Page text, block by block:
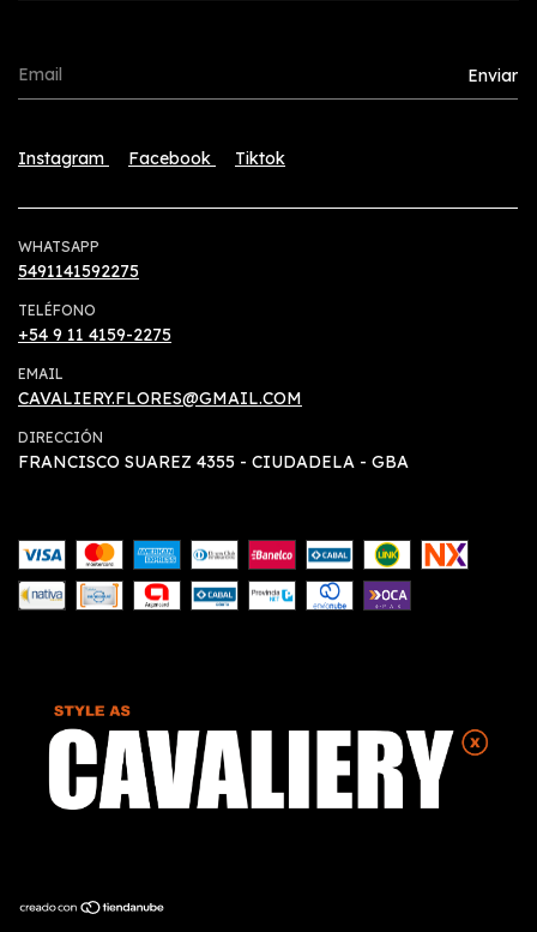
Instagram Facebook Tiktok
WHATSAPP
5491141592275
TELÉFONO
+54 9 11 4159-2275
EMAIL
CAVALIERY.FLORES@GMAIL.COM
DIRECCIÓN
FRANCISCO SUAREZ 4355 - CIUDADELA - GBA